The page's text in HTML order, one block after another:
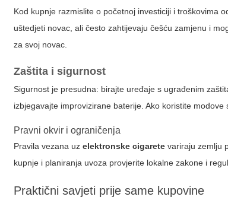
Kod kupnje razmislite o početnoj investiciji i troškovima
uštedjeti novac, ali često zahtijevaju češću zamjenu i
za svoj novac.
Zaštita i sigurnost
Sigurnost je presudna: birajte uređaje s ugrađenim
izbjegavajte improvizirane baterije. Ako koristite
Pravni okvir i ograničenja
Pravila vezana uzelektronske cigarete variraju zemlju
kupnje i planiranja uvoza provjerite lokalne zakone i
Praktični savjeti prije same kupovine